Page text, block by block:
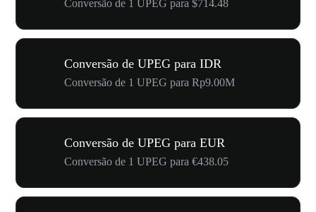
Conversão de 1 UPEG para $714.48
Conversão de UPEG para IDR
Conversão de 1 UPEG para Rp9.00M
Conversão de UPEG para EUR
Conversão de 1 UPEG para €438.05